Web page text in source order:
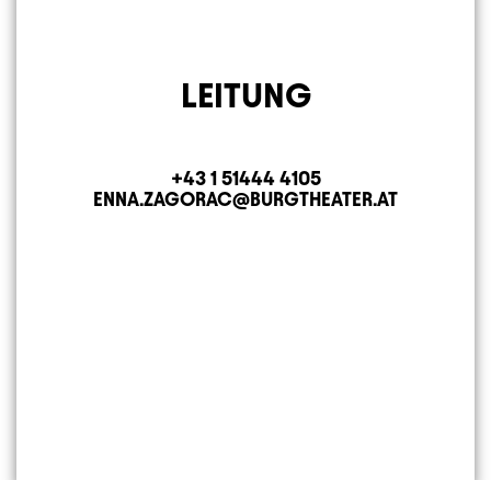
LEITUNG
Telefon
+43 1 51444 4105
E-MAIL ADRESSE
ENNA.ZAGORAC@BURGTHEATER.AT